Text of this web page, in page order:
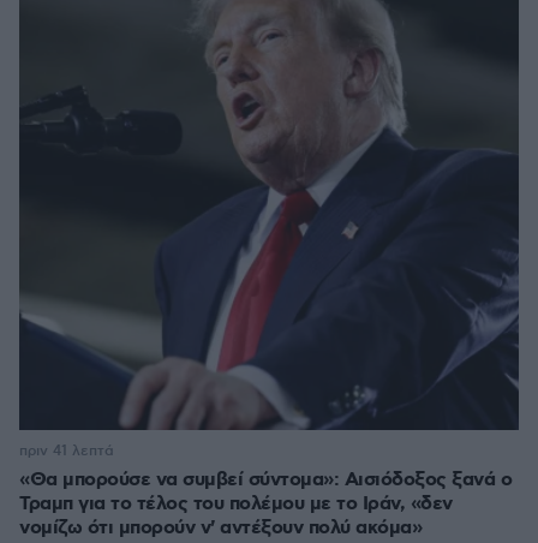
«Θα μπορούσε να συμβεί σύντομα»: Αισιόδοξος ξανά ο
Τραμπ για το τέλος του πολέμου με το Ιράν, «δεν
νομίζω ότι μπορούν ν' αντέξουν πολύ ακόμα»
πριν 41 λεπτά